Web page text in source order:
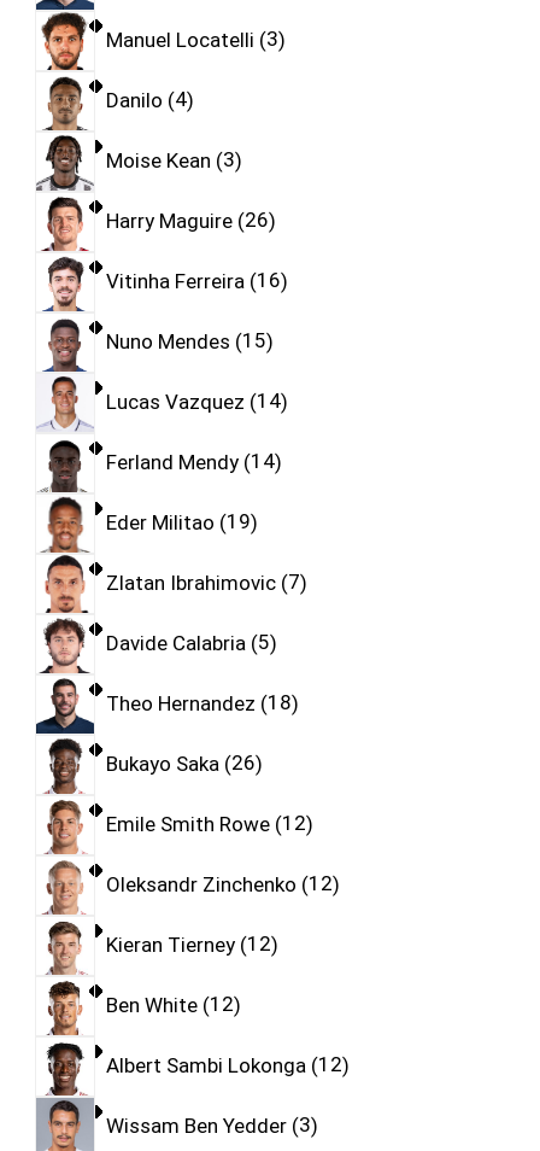
Manuel Locatelli 3
Danilo 4
Moise Kean 3
Harry Maguire 26
Vitinha Ferreira 16
Nuno Mendes 15
Lucas Vazquez 14
Ferland Mendy 14
Eder Militao 19
Zlatan Ibrahimovic 7
Davide Calabria 5
Theo Hernandez 18
Bukayo Saka 26
Emile Smith Rowe 12
Oleksandr Zinchenko 12
Kieran Tierney 12
Ben White 12
Albert Sambi Lokonga 12
Wissam Ben Yedder 3